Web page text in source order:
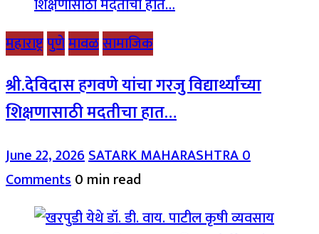
महाराष्ट्रपुणेमावळसामाजिक
श्री.देविदास हगवणे यांचा गरजु विद्यार्थ्यांच्या
शिक्षणासाठी मदतीचा हात…
June 22, 2026SATARK MAHARASHTRA0
Comments0 min read